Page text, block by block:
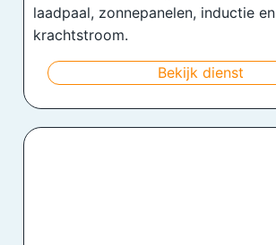
laadpaal, zonnepanelen, inductie en
krachtstroom.
Bekijk dienst